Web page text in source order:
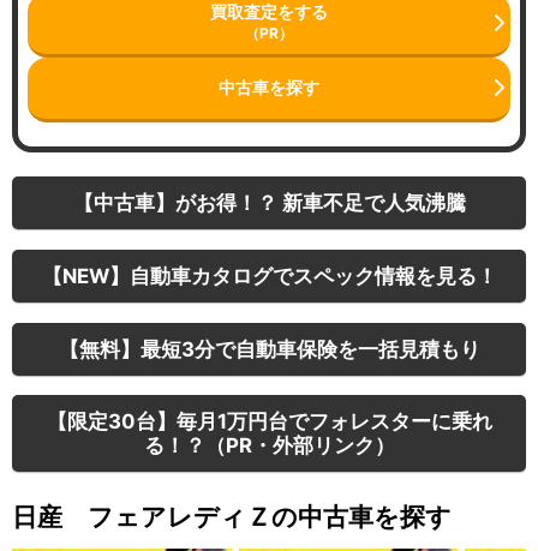
買取査定をする
（PR）
中古車を探す
【中古車】がお得！？ 新車不足で人気沸騰
【NEW】自動車カタログでスペック情報を見る！
【無料】最短3分で自動車保険を一括見積もり
【限定30台】毎月1万円台でフォレスターに乗れ
る！？（PR・外部リンク）
日産 フェアレディＺの中古車を探す